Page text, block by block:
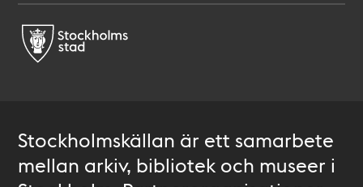
Stockholmskällan är ett samarbete
mellan arkiv, bibliotek och museer i